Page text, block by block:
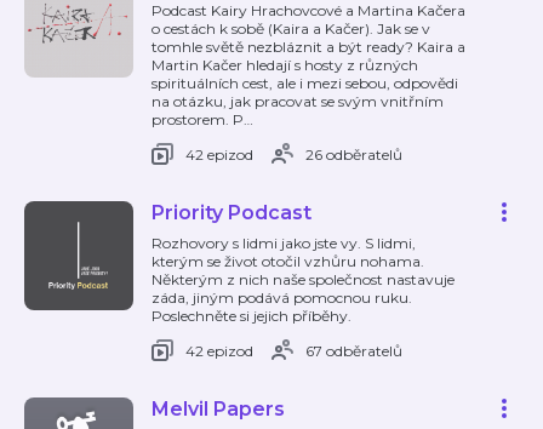
Podcast Kairy Hrachovcové a Martina Kačera
o cestách k sobě (Kaira a Kačer). Jak se v
tomhle světě nezbláznit a být ready? Kaira a
Martin Kačer hledají s hosty z různých
spirituálních cest, ale i mezi sebou, odpovědi
na otázku, jak pracovat se svým vnitřním
prostorem. P…
42 epizod
26 odběratelů
Priority Podcast
Rozhovory s lidmi jako jste vy. S lidmi,
kterým se život otočil vzhůru nohama.
Některým z nich naše společnost nastavuje
záda, jiným podává pomocnou ruku.
Poslechněte si jejich příběhy.
42 epizod
67 odběratelů
Melvil Papers